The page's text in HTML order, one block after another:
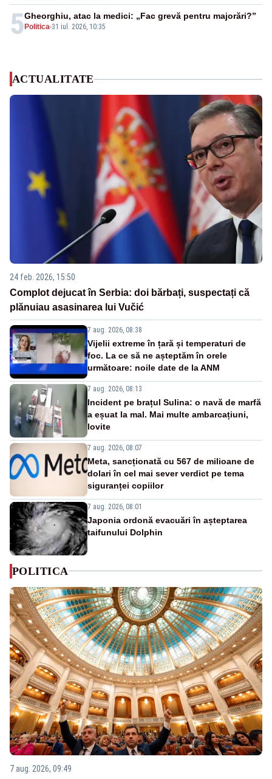
5 Politica-31 iul. 2026, 10:35
Gheorghiu, atac la medici: „Fac grevă pentru majorări?”
ACTUALITATE
24 feb. 2026, 15:50
Complot dejucat în Serbia: doi bărbați, suspectați că
plănuiau asasinarea lui Vučić
7 aug. 2026, 08:38
Vijelii extreme în țară și temperaturi de
foc. La ce să ne așteptăm în orele
următoare: noile date de la ANM
7 aug. 2026, 08:13
Incident pe brațul Sulina: o navă de marfă
a eșuat la mal. Mai multe ambarcațiuni,
lovite
7 aug. 2026, 08:07
Meta, sancționată cu 567 de milioane de
dolari în cel mai sever verdict pe tema
siguranței copiilor
7 aug. 2026, 08:01
Japonia ordonă evacuări în așteptarea
taifunului Dolphin
POLITICA
7 aug. 2026, 09:49